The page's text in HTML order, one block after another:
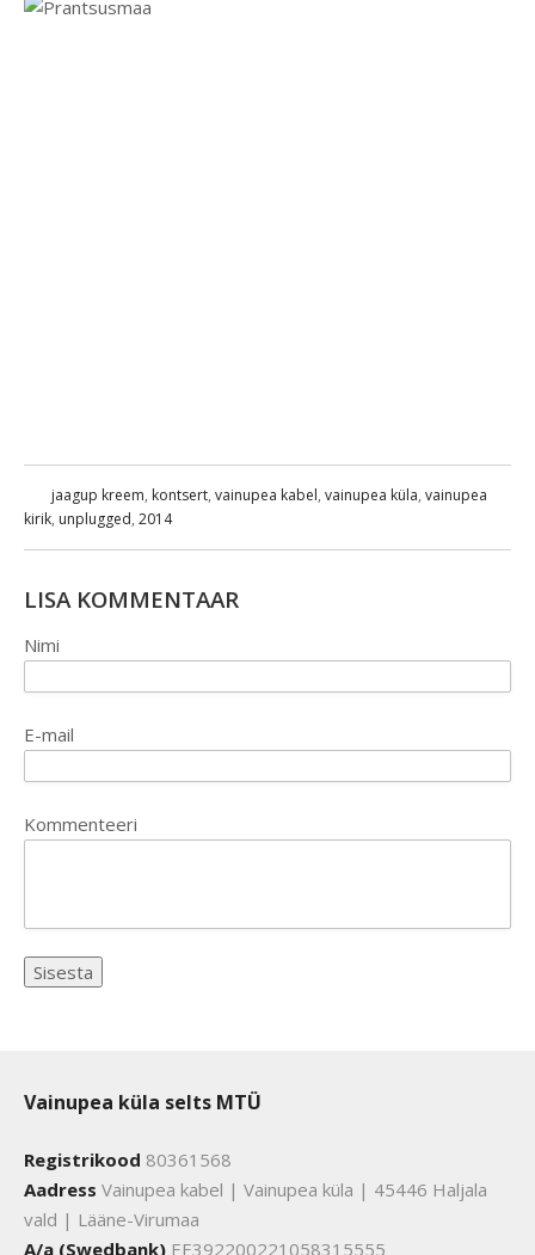
jaagup kreem, kontsert, vainupea kabel, vainupea küla, vainupea
kirik, unplugged, 2014
LISA KOMMENTAAR
Nimi
E-mail
Kommenteeri
Vainupea küla selts MTÜ
Registrikood 80361568
Aadress Vainupea kabel | Vainupea küla | 45446 Haljala
vald | Lääne-Virumaa
A/a (Swedbank) EE392200221058315555